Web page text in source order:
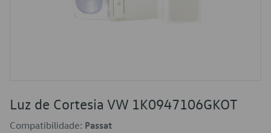
Luz de Cortesia VW 1K0947106GKOT
Compatibilidade: Passat